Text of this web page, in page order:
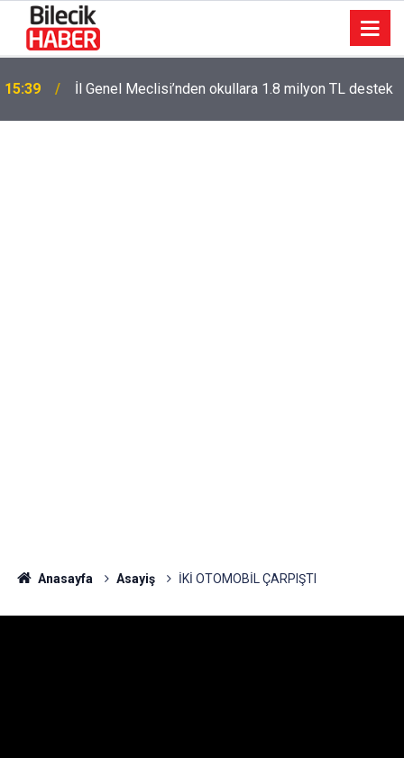
15:39 İl Genel Meclisi’nden okullara 1.8 milyon TL destek
Anasayfa Asayiş İKİ OTOMOBİL ÇARPIŞTI